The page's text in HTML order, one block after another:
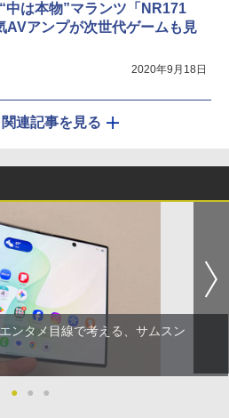
中は本物”マランツ「NR171
AVアンプが次世代ゲームも見
2020年9月18日
関連記事を見る
ンタメ目線で考える、サムスン
● ● ●